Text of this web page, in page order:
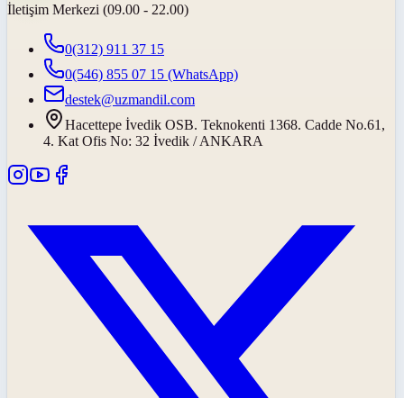
İletişim Merkezi (09.00 - 22.00)
0(312) 911 37 15
0(546) 855 07 15 (WhatsApp)
destek@uzmandil.com
Hacettepe İvedik OSB. Teknokenti 1368. Cadde No.61,
4. Kat Ofis No: 32 İvedik / ANKARA